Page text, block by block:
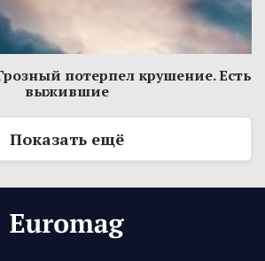
потерпел крушение. Есть
выжившие
Показать ещё